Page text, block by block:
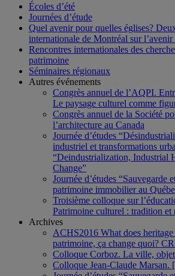
Écoles d’été
Journées d’étude
Quel avenir pour quelles églises?
internationale de Montréal sur l’avenir
Rencontres internationales des
patrimoine
Séminaires régionaux
Autres événements
Congrès annuel de l’AQPI.
Le paysage culturel comme
Congrès annuel de la Société
l’architecture au Canada
Journée d’études
industriel et transformations
“Deindustrialization, Industrial
Change”
Journée d’études “Sauvegarde
patrimoine immobilier au
Troisième colloque sur
Patrimoine culturel : tradition et
Archives
ACHS2016 What does heritage
patrimoine, ça change quoi?
Colloque Corboz. La ville,
Colloque Jean-Claude